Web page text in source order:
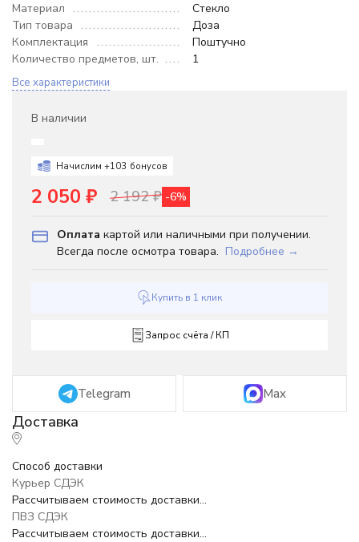
Материал
Стекло
Тип товара
Доза
Комплектация
Поштучно
Количество предметов, шт.
1
Все характеристики
В наличии
Начислим +103 бонусов
2 050 ₽ 2 192₽ -6%
Оплата картой или наличными при получении.
Всегда после осмотра товара. Подробнее →
Купить в 1 клик
Запрос счёта / КП
Telegram Max
Способ доставки
Курьер СДЭК
Рассчитываем стоимость доставки...
ПВЗ СДЭК
Рассчитываем стоимость доставки...